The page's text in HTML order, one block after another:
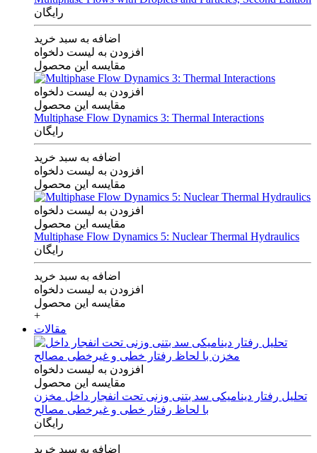
رایگان
اضافه به سبد خرید
افزودن به لیست دلخواه
مقایسه این محصول
افزودن به لیست دلخواه
مقایسه این محصول
Multiphase Flow Dynamics 3: Thermal Interactions
رایگان
اضافه به سبد خرید
افزودن به لیست دلخواه
مقایسه این محصول
افزودن به لیست دلخواه
مقایسه این محصول
Multiphase Flow Dynamics 5: Nuclear Thermal Hydraulics
رایگان
اضافه به سبد خرید
افزودن به لیست دلخواه
مقایسه این محصول
+
مقالات
افزودن به لیست دلخواه
مقایسه این محصول
تحلیل رفتار دینامیکی سد بتنی وزنی تحت انفجار داخل مخزن
با لحاظ رفتار خطی و غیرخطی مصالح
رایگان
اضافه به سبد خرید